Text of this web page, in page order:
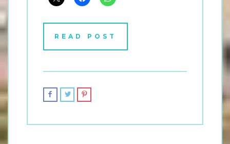
READ POST